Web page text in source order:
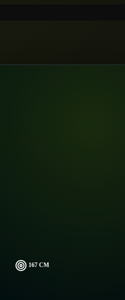
167 CM